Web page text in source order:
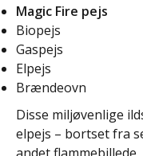
Magic Fire pejs
Biopejs
Gaspejs
Elpejs
Brændeovn
Disse miljøvenlige
elpejs – bortset fra